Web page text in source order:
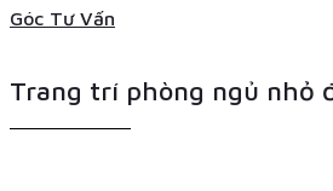
Góc Tư Vấn
Trang trí phòng ngủ nhỏ